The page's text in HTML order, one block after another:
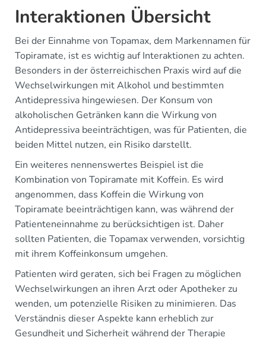
Interaktionen Übersicht
Bei der Einnahme von Topamax, dem Markennamen für
Topiramate, ist es wichtig auf Interaktionen zu achten.
Besonders in der österreichischen Praxis wird auf die
Wechselwirkungen mit Alkohol und bestimmten
Antidepressiva hingewiesen. Der Konsum von
alkoholischen Getränken kann die Wirkung von
Antidepressiva beeinträchtigen, was für Patienten, die
beiden Mittel nutzen, ein Risiko darstellt.
Ein weiteres nennenswertes Beispiel ist die
Kombination von Topiramate mit Koffein. Es wird
angenommen, dass Koffein die Wirkung von
Topiramate beeinträchtigen kann, was während der
Patienteneinnahme zu berücksichtigen ist. Daher
sollten Patienten, die Topamax verwenden, vorsichtig
mit ihrem Koffeinkonsum umgehen.
Patienten wird geraten, sich bei Fragen zu möglichen
Wechselwirkungen an ihren Arzt oder Apotheker zu
wenden, um potenzielle Risiken zu minimieren. Das
Verständnis dieser Aspekte kann erheblich zur
Gesundheit und Sicherheit während der Therapie